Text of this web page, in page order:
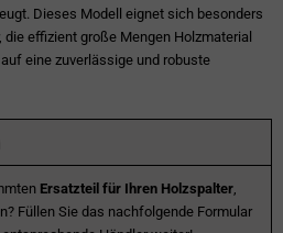
Dieses Modell eignet sich besonders
effizient große Mengen Holzmaterial
eine zuverlässige und robuste
Ersatzteil für Ihren Holzspalter,
Füllen Sie das nachfolgende Formular